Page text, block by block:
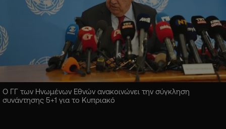
Ο ΓΓ των Ηνωμένων Εθνών ανακοινώνει την σύγκληση
συνάντησης 5+1 για το Κυπριακό